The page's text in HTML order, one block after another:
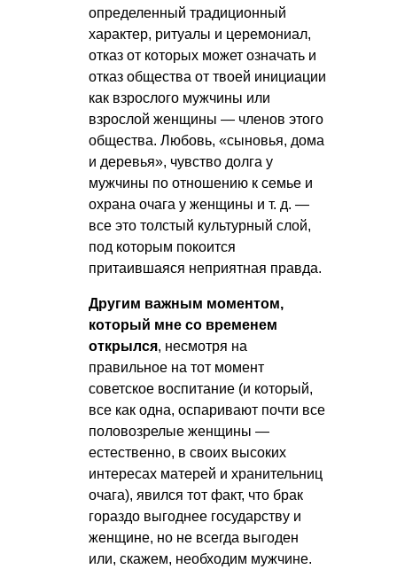
определенный традиционный
характер, ритуалы и церемониал,
отказ от которых может означать и
отказ общества от твоей инициации
как взрослого мужчины или
взрослой женщины — членов этого
общества. Любовь, «сыновья, дома
и деревья», чувство долга у
мужчины по отношению к семье и
охрана очага у женщины и т. д. —
все это толстый культурный слой,
под которым покоится
притаившаяся неприятная правда.
Другим важным моментом,
который мне со временем
открылся, несмотря на
правильное на тот момент
советское воспитание (и который,
все как одна, оспаривают почти все
половозрелые женщины —
естественно, в своих высоких
интересах матерей и хранительниц
очага), явился тот факт, что брак
гораздо выгоднее государству и
женщине, но не всегда выгоден
или, скажем, необходим мужчине.